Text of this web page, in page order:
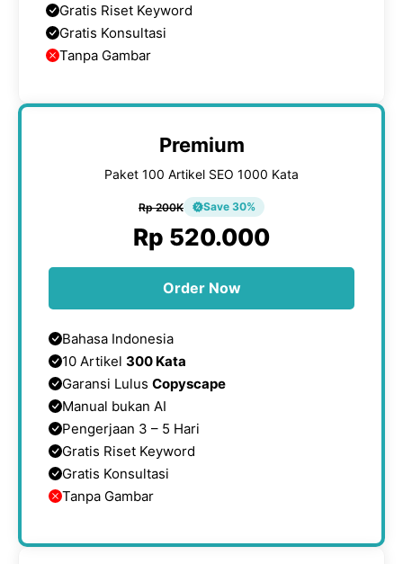
Gratis Riset Keyword
Gratis Konsultasi
Tanpa Gambar
Premium
Paket 100 Artikel SEO 1000 Kata
Rp 200K Save 30%
Rp 520.000
Order Now
Bahasa Indonesia
10 Artikel 300 Kata
Garansi Lulus Copyscape
Manual bukan AI
Pengerjaan 3 – 5 Hari
Gratis Riset Keyword
Gratis Konsultasi
Tanpa Gambar